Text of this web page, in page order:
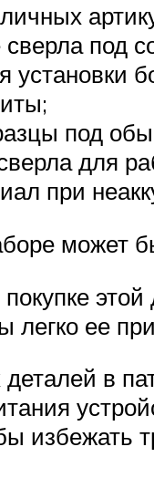
под
установки
под
для
при
может
легко ее
в
избежать